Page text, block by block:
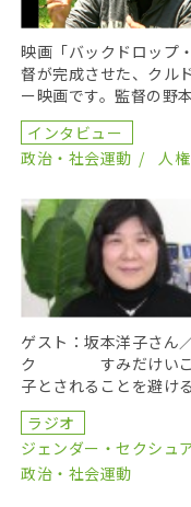
映画「バックドロップ
督が完成させた、クル
ー映画です。監督の野
年間の撮影の中で感じ
インタビュー
政治・社会運動
人権
ゲスト：坂本洋子さん
ク すみだけいこさ
子とされることを避け
ラジオ
ジェンダー・セクシュ
政治・社会運動